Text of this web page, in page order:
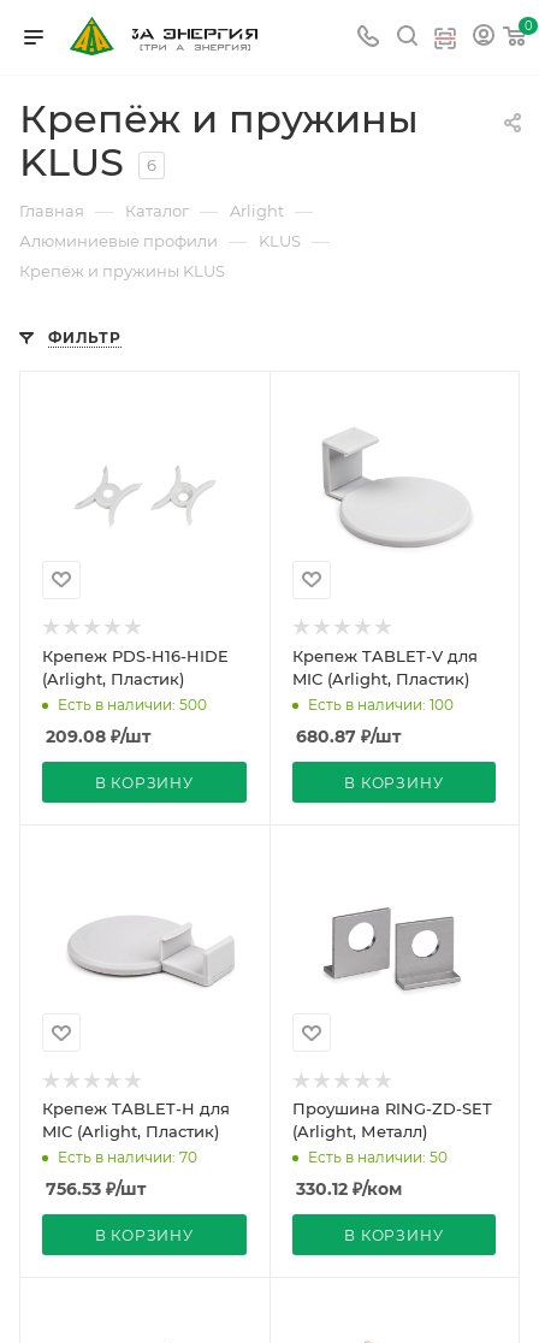
0
Крепёж и пружины
KLUS
6
Главная — Каталог — Arlight —
Алюминиевые профили — KLUS —
Крепёж и пружины KLUS
ФИЛЬТР
Крепеж PDS-H16-HIDE
(Arlight, Пластик)
Есть в наличии: 500
209.08 ₽/шт
В КОРЗИНУ
Крепеж TABLET-V для
MIC (Arlight, Пластик)
Есть в наличии: 100
680.87₽/шт
В КОРЗИНУ
Крепеж TABLET-H для
MIC (Arlight, Пластик)
Есть в наличии: 70
756.53 ₽/шт
В КОРЗИНУ
Проушина RING-ZD-SET
(Arlight, Металл)
Есть в наличии: 50
330.12₽/ком
В КОРЗИНУ